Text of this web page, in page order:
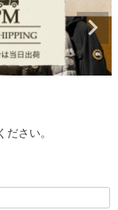
さい。